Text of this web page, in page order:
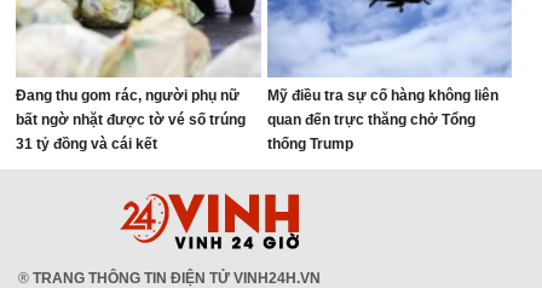
Đang thu gom rác, người phụ nữ
bất ngờ nhặt được tờ vé số trúng
31 tỷ đồng và cái kết
Mỹ điều tra sự cố hàng không liên
quan đến trực thăng chở Tổng
thống Trump
® TRANG THÔNG TIN ĐIỆN TỬ VINH24H.VN